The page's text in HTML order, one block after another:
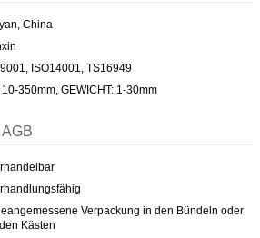
China
ISO14001, TS16949
10-350mm, GEWICHT: 1-30mm
Verpackung in den Bündeln oder
Kästen